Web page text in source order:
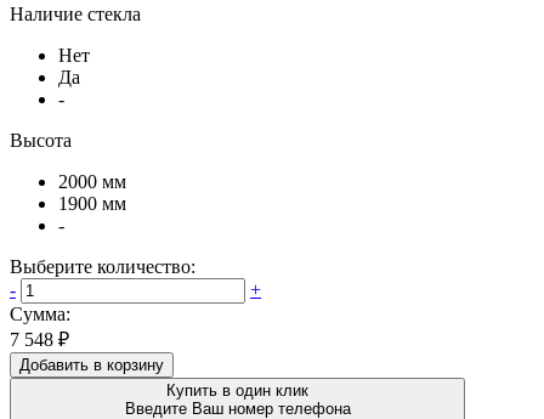
Наличие стекла
Нет
Да
-
Высота
2000 мм
1900 мм
-
Выберите количество:
-
+
Сумма:
7 548 ₽
Добавить в корзину
Купить в один клик
Введите Ваш номер телефона